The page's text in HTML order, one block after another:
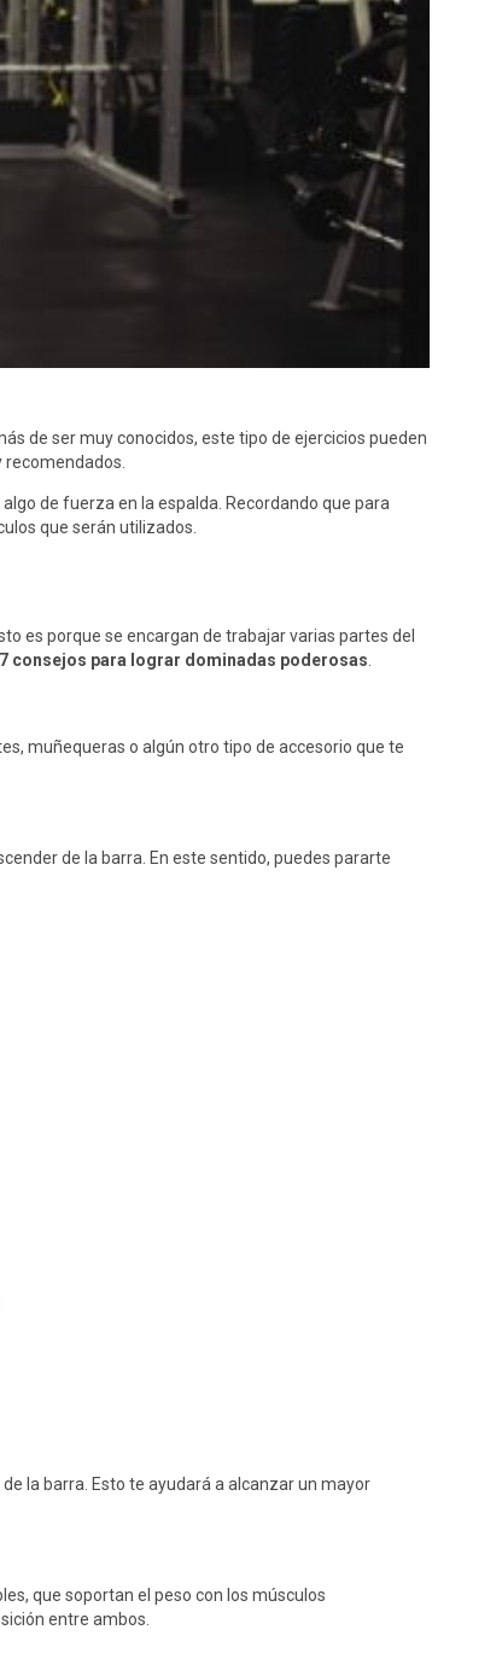
de ser muy conocidos, este tipo de ejercicios pueden
de fuerza en la espalda. Recordando que para
que serán utilizados.
es porque se encargan de trabajar varias partes del
7 consejos para lograr dominadas poderosas
muñequeras o algún otro tipo de accesorio que te
de la barra. En este sentido, puedes pararte
la barra. Esto te ayudará a alcanzar un mayor
que soportan el peso con los músculos
entre ambos.